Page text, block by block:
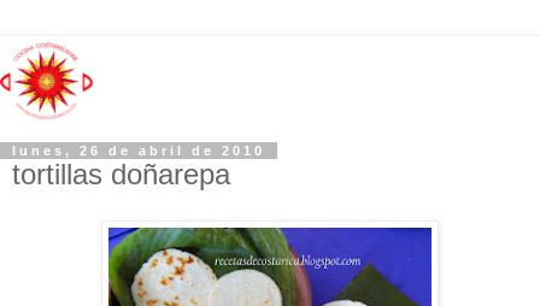
lunes, 26 de abril de 2010
tortillas doñarepa